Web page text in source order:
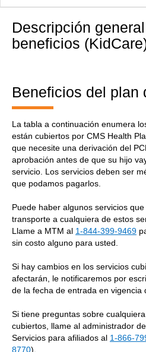
Descripción
beneficios
Beneficios del plan
La tabla a continuación enumera
están cubiertos por CMS Health
que necesite una derivación del
aprobación antes de que su hijo
servicio. Los servicios deben ser
que podamos pagarlos.
Puede haber algunos servicios
transporte a cualquiera de estos
Llame a MTM al 1-844-399-9469
sin costo alguno para usted.
Si hay cambios en los servicios
afectarán, le notificaremos por
de la fecha de entrada en vigencia
Si tiene preguntas sobre
cubiertos, llame al administrador
Servicios para afiliados al 1-866-
8770).